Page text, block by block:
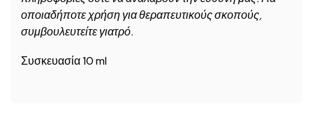
οποιαδήποτε χρήση για θεραπευτικούς σκοπούς,
συμβουλευτείτε γιατρό.
Συσκευασία 10 ml